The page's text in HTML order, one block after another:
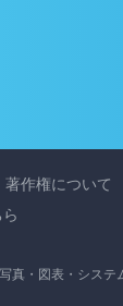
著作権について
真・図表・システ